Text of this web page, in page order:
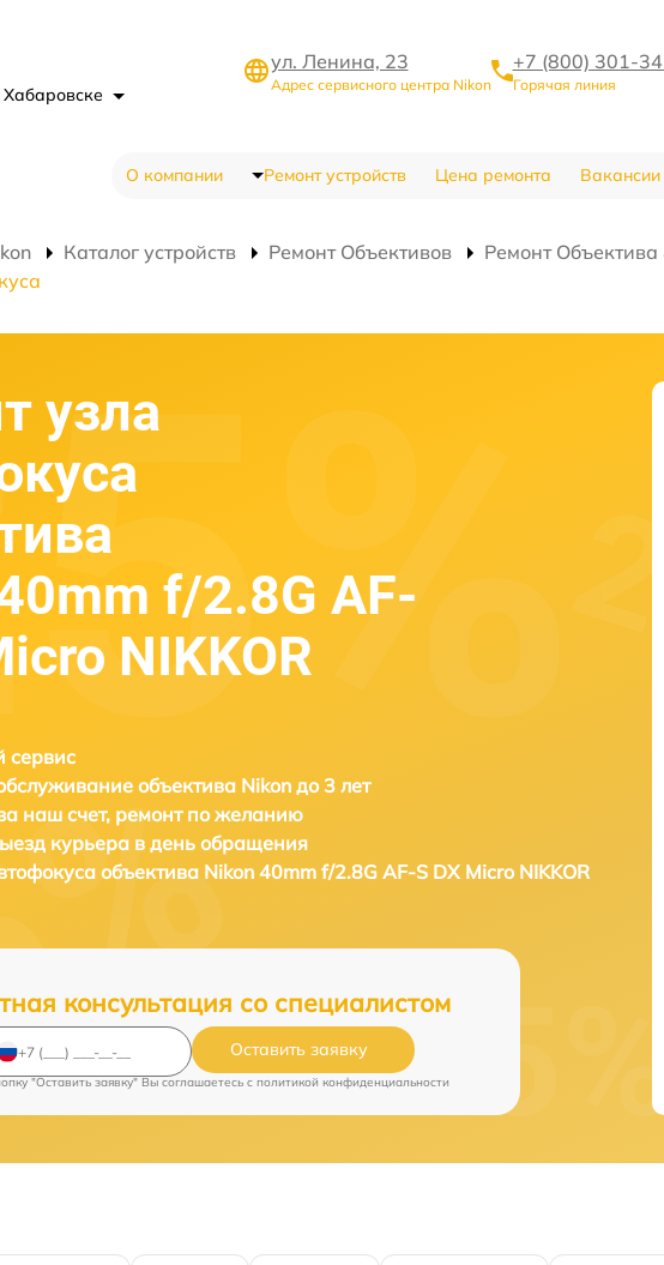
Хабаровске
ул. Ленина, 23
Адрес сервисного центра Nikon
+7 (800) 301-
Горячая линия
О компании Ремонт устройств Цена ремонта Вакансии
Каталог устройств Ремонт Объективов
Ремонт Объектива
узла
f/2.8G AF-
NIKKOR
объектива Nikon до 3 лет
наш счет, ремонт по желанию
курьера в день обращения
объектива Nikon 40mm f/2.8G AF-S DX Micro NIKKOR
консультация со специалистом
Оставить заявку
"Оставить заявку" Вы соглашаетесь c политикой конфиденциальности